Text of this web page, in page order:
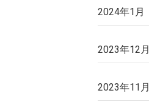
2024年1月
2023年12月
2023年11月